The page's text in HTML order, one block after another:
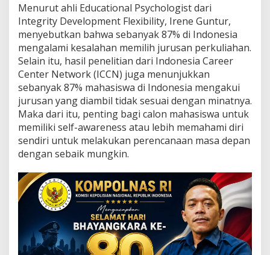
a
S
a
p
K
a
r
i
e
r
Menurut ahli Educational Psychologist dari
Integrity Development Flexibility, Irene Guntur,
menyebutkan bahwa sebanyak 87% di Indonesia
mengalami kesalahan memilih jurusan perkuliahan.
Selain itu, hasil penelitian dari Indonesia Career
Center Network (ICCN) juga menunjukkan
sebanyak 87% mahasiswa di Indonesia mengakui
jurusan yang diambil tidak sesuai dengan minatnya.
Maka dari itu, penting bagi calon mahasiswa untuk
memiliki self-awareness atau lebih memahami diri
sendiri untuk melakukan perencanaan masa depan
dengan sebaik mungkin.